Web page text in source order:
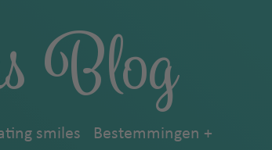
Blog
smiles Bestemmingen